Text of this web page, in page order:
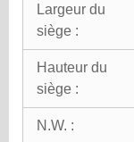
Largeur du
siège :
Hauteur du
siège :
N.W. :